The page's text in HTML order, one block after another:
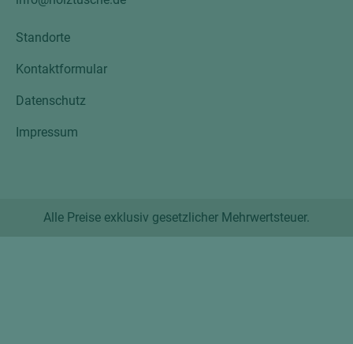
Standorte
Kontaktformular
Datenschutz
Impressum
Alle Preise exklusiv gesetzlicher Mehrwertsteuer.